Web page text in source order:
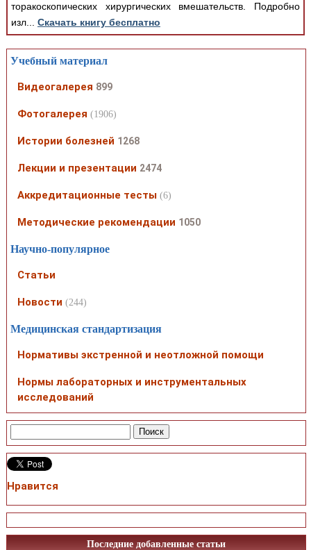
торакоскопических хирургических вмешательств. Подробно
изл... Скачать книгу бесплатно
Учебный материал
Видеогалерея 899
Фотогалерея (1906)
Истории болезней 1268
Лекции и презентации 2474
Аккредитационные тесты (6)
Методические рекомендации 1050
Научно-популярное
Статьи
Новости (244)
Медицинская стандартизация
Нормативы экстренной и неотложной помощи
Нормы лабораторных и инструментальных
исследований
Нравится
Последние добавленные статьи